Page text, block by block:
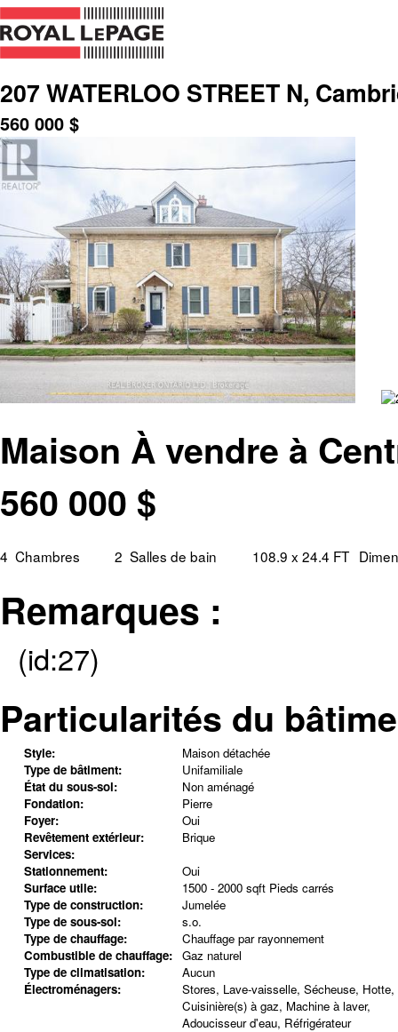
207 WATERLOO STREET N,
560 000 $
Maison À vendre à
560 000 $
4 Chambres 2 Salles de bain 108.9 x 24.4 FT
Remarques :
(id:27)
Particularités du
Style:
Maison détachée
Type de bâtiment:
Unifamiliale
État du sous-sol:
Non aménagé
Fondation:
Pierre
Foyer:
Oui
Revêtement extérieur:
Brique
Services:
Stationnement:
Oui
Surface utile:
1500 - 2000 sqft Pieds carrés
Type de construction:
Jumelée
Type de sous-sol:
s.o.
Type de chauffage:
Chauffage par rayonnement
Combustible de chauffage: Gaz naturel
Type de climatisation:
Aucun
Électroménagers:
Stores, Lave-vaisselle, Sécheuse, Hotte,
Cuisinière(s) à gaz, Machine à laver,
Adoucisseur d'eau, Réfrigérateur